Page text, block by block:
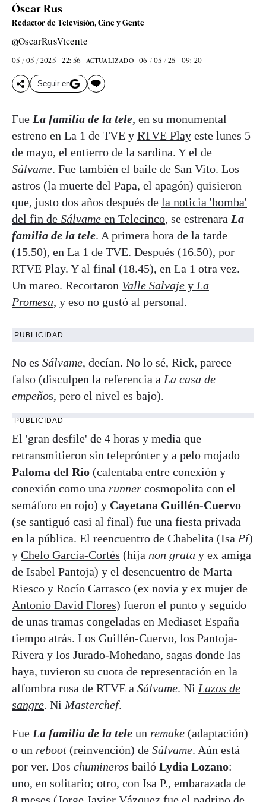
Óscar Rus
Redactor de Televisión, Cine y Gente
@OscarRusVicente
05 / 05 / 2025 - 22: 56 ACTUALIZADO 06 / 05 / 25 - 09: 20
Seguir en
Fue La familia de la tele, en su monumental
estreno en La 1 de TVE y RTVE Play este lunes 5
de mayo, el entierro de la sardina. Y el de
Sálvame. Fue también el baile de San Vito. Los
astros (la muerte del Papa, el apagón) quisieron
que, justo dos años después de la noticia 'bomba'
del fin de Sálvame en Telecinco, se estrenara La
familia de la tele. A primera hora de la tarde
(15.50), en La 1 de TVE. Después (16.50), por
RTVE Play. Y al final (18.45), en La 1 otra vez.
Un mareo. Recortaron Valle Salvaje y La
Promesa, y eso no gustó al personal.
PUBLICIDAD
No es Sálvame, decían. No lo sé, Rick, parece
falso (disculpen la referencia a La casa de
empeños, pero el nivel es bajo).
PUBLICIDAD
El 'gran desfile' de 4 horas y media que
retransmitieron sin teleprónter y a pelo mojado
Paloma del Río (calentaba entre conexión y
conexión como una runner cosmopolita con el
semáforo en rojo) y Cayetana Guillén-Cuervo
(se santiguó casi al final) fue una fiesta privada
en la pública. El reencuentro de Chabelita (Isa Pí)
y Chelo García-Cortés (hija non grata y ex amiga
de Isabel Pantoja) y el desencuentro de Marta
Riesco y Rocío Carrasco (ex novia y ex mujer de
Antonio David Flores) fueron el punto y seguido
de unas tramas congeladas en Mediaset España
tiempo atrás. Los Guillén-Cuervo, los Pantoja-
Rivera y los Jurado-Mohedano, sagas donde las
haya, tuvieron su cuota de representación en la
alfombra rosa de RTVE a Sálvame. Ni Lazos de
sangre. Ni Masterchef.
Fue La familia de la tele un remake (adaptación)
o un reboot (reinvención) de Sálvame. Aún está
por ver. Dos chumineros bailó Lydia Lozano:
uno, en solitario; otro, con Isa P., embarazada de
8 meses (Jorge Javier Vázquez fue el padrino de